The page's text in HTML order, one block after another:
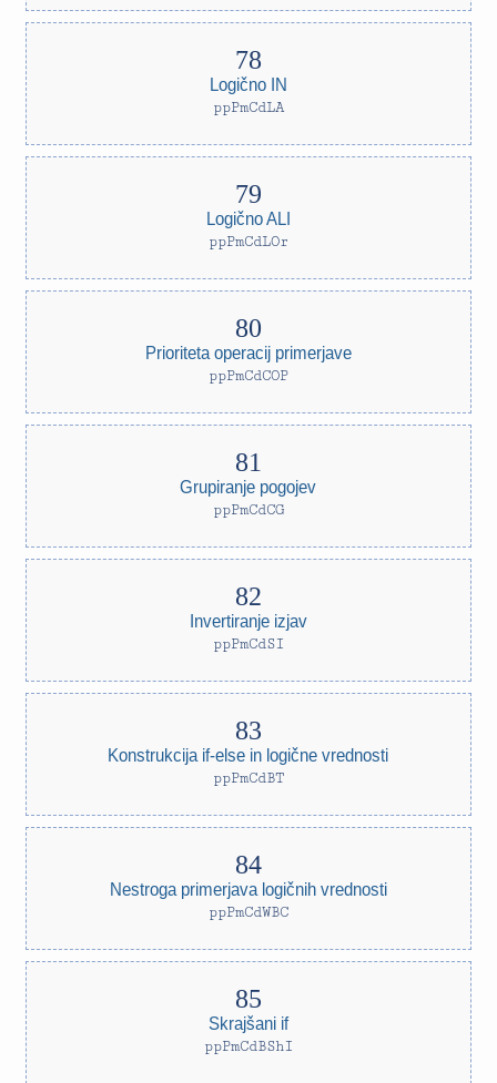
Logično IN
ppPmCdLA
Logično ALI
ppPmCdLOr
Prioriteta operacij primerjave
ppPmCdCOP
Grupiranje pogojev
ppPmCdCG
Invertiranje izjav
ppPmCdSI
Konstrukcija if-else in logične vrednosti
ppPmCdBT
Nestroga primerjava logičnih vrednosti
ppPmCdWBC
Skrajšani if
ppPmCdBShI